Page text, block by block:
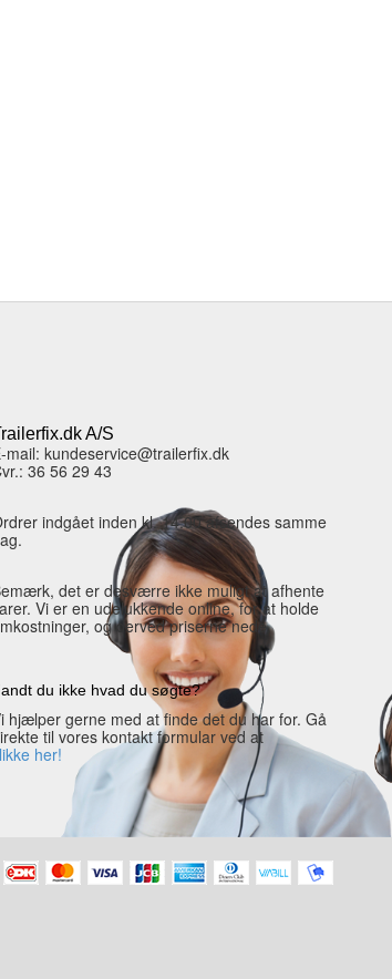
A/S
mail: kundeservice@trailerfix.dk
36 56 29 43
indgået inden kl. 14.00 afsendes samme
det er desværre ikke muligt at afhente
Vi er en udelukkende online, for at holde
og derved priserne nede.
du ikke hvad du søgte?
hjælper gerne med at finde det du har for. Gå
til vores kontakt formular ved at
her!